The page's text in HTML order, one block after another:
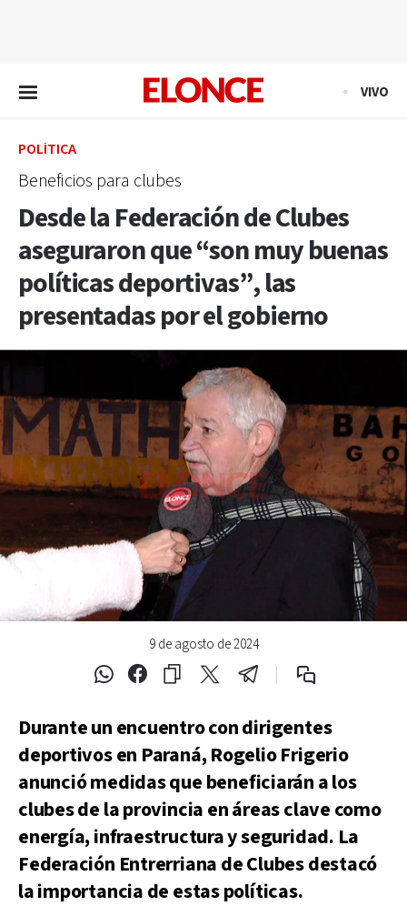
VIVO
POLÍTICA
Beneficios para clubes
Desde la Federación de Clubes
aseguraron que “son muy buenas
políticas deportivas”, las
presentadas por el gobierno
9 de agosto de 2024
Durante un encuentro con dirigentes
deportivos en Paraná, Rogelio Frigerio
anunció medidas que beneficiarán a los
clubes de la provincia en áreas clave como
energía, infraestructura y seguridad. La
Federación Entrerriana de Clubes destacó
la importancia de estas políticas.